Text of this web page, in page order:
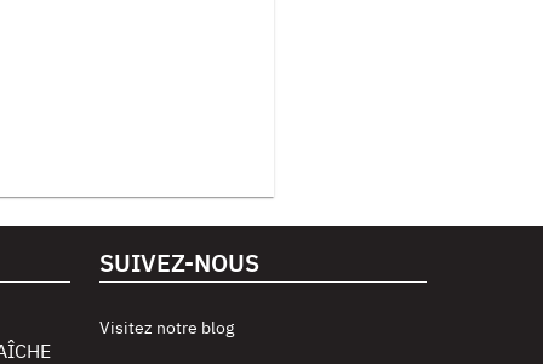
SUIVEZ-NOUS
Visitez notre blog